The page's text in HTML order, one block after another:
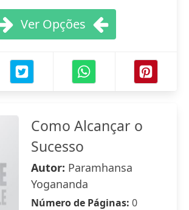
Ver Opções
Como Alcançar o
Sucesso
Autor: Paramhansa
Yogananda
Número de Páginas: 0